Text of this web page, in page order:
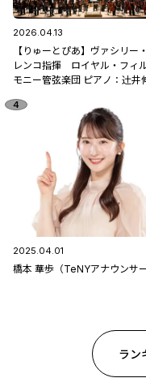
2026.04.13
【りゅーとぴあ】ヴァシリー
レンコ指揮 ロイヤル・フィ
モニー管弦楽団 ピアノ：辻󠄀井
2025.04.01
橋本 華歩（TeNYアナウンサー
ラン